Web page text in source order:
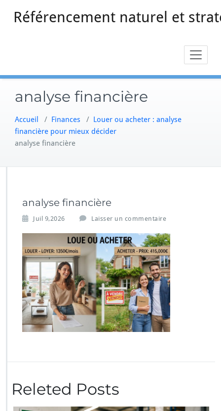
Référencement naturel et
analyse financière
Accueil / Finances / Louer ou acheter : analyse
financière pour mieux décider
analyse financière
analyse financière
Juil 9,2026 Laisser un commentaire
Releted Posts